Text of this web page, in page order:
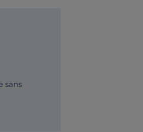
sans